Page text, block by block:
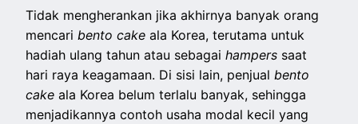
Tidak mengherankan jika akhirnya banyak orang
mencaribento cakeala Korea, terutama untuk
hadiah ulang tahun atau sebagaihampers saat
hari raya keagamaan. Di sisi lain, penjualbento
cakeala Korea belum terlalu banyak, sehingga
menjadikannya contoh usaha modal kecil yang